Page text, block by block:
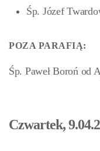
Śp. Józef
POZA PARAFIĄ:
Śp. Paweł Boroń od
Czwartek,